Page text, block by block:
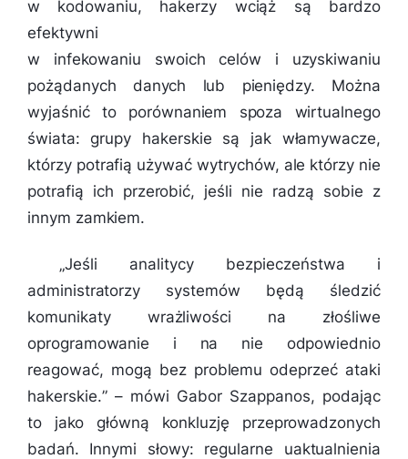
w kodowaniu, hakerzy wciąż są bardzo
efektywni
w infekowaniu swoich celów i uzyskiwaniu
pożądanych danych lub pieniędzy. Można
wyjaśnić to porównaniem spoza wirtualnego
świata: grupy hakerskie są jak włamywacze,
którzy potrafią używać wytrychów, ale którzy nie
potrafią ich przerobić, jeśli nie radzą sobie z
innym zamkiem.
„Jeśli analitycy bezpieczeństwa i
administratorzy systemów będą śledzić
komunikaty wrażliwości na złośliwe
oprogramowanie i na nie odpowiednio
reagować, mogą bez problemu odeprzeć ataki
hakerskie.” – mówi Gabor Szappanos, podając
to jako główną konkluzję przeprowadzonych
badań. Innymi słowy: regularne uaktualnienia